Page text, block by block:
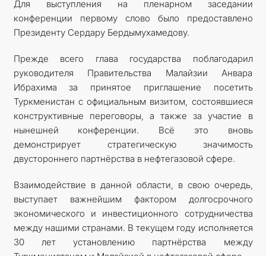
Для выступления на пленарном заседании
конференции первому слово было предоставлено
Президенту Сердару Бердымухамедову.
Прежде всего глава государства поблагодарил
руководителя Правительства Малайзии Анвара
Ибрахима за принятое приглашение посетить
Туркменистан с официальным визитом, состоявшиеся
конструктивные переговоры, а также за участие в
нынешней конференции. Всё это вновь
демонстрирует стратегическую значимость
двустороннего партнёрства в нефтегазовой сфере.
Взаимодействие в данной области, в свою очередь,
выступает важнейшим фактором долгосрочного
экономического и инвестиционного сотрудничества
между нашими странами. В текущем году исполняется
30 лет установлению партнёрства между